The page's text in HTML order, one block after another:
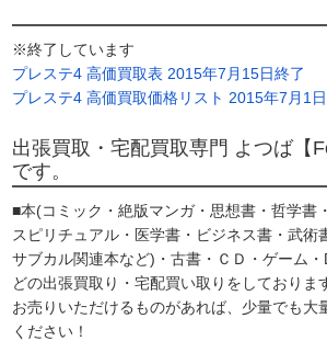
※終了しています
プレステ4 高価買取表 2015年7月15日終了
プレステ4 高価買取価格リスト 2015年7月1
出張買取・宅配買取専門 よつば【
です。
■本(コミック・絶版マンガ・思想書・哲学書
スピリチュアル・医学書・ビジネス書・武術
サブカル関連本など)・古書・ＣＤ・ゲーム
どの出張買取り・宅配買い取りをしておりま
お売りいただけるものがあれば、少量でも大
ください！